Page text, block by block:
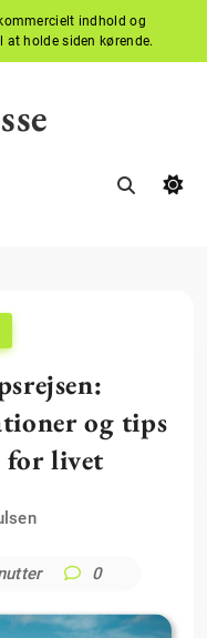
indhold og
holde siden kørende.
og tips
for livet
0